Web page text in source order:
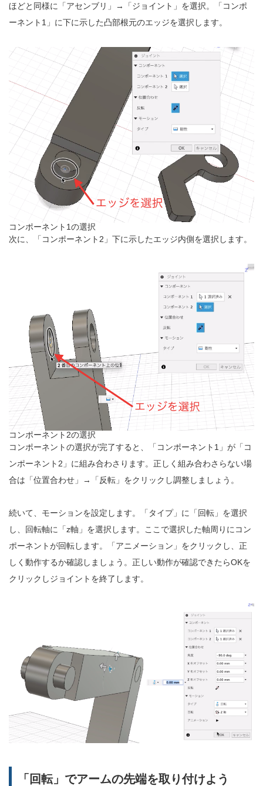
ほどと同様に「アセンブリ」→「ジョイント」を選択。「コンポ
ーネント1」に下に示した凸部根元のエッジを選択します。
コンポーネント1の選択
次に、「コンポーネント2」下に示したエッジ内側を選択します。
コンポーネント2の選択
コンポーネントの選択が完了すると、「コンポーネント1」が「コ
ンポーネント2」に組み合わさります。正しく組み合わさらない場
合は「位置合わせ」→「反転」をクリックし調整しましょう。
続いて、モーションを設定します。「タイプ」に「回転」を選択
し、回転軸に「z軸」を選択します。ここで選択した軸周りにコン
ポーネントが回転します。「アニメーション」をクリックし、正
しく動作するか確認しましょう。正しい動作が確認できたらOKを
クリックしジョイントを終了します。
「回転」でアームの先端を取り付けよう